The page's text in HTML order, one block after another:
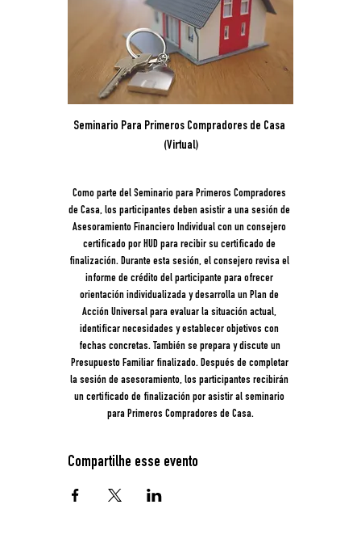
Seminario Para Primeros Compradores de Casa
(Virtual)
Como parte del Seminario para Primeros Compradores
de Casa, los participantes deben asistir a una sesión de
Asesoramiento Financiero Individual con un consejero
certificado por HUD para recibir su certificado de
finalización. Durante esta sesión, el consejero revisa el
informe de crédito del participante para ofrecer
orientación individualizada y desarrolla un Plan de
Acción Universal para evaluar la situación actual,
identificar necesidades y establecer objetivos con
fechas concretas. También se prepara y discute un
Presupuesto Familiar finalizado. Después de completar
la sesión de asesoramiento, los participantes recibirán
un certificado de finalización por asistir al seminario
para Primeros Compradores de Casa.
Compartilhe esse evento